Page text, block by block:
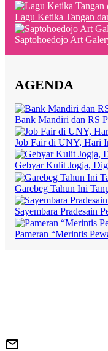
Lagu Ketika Tangan
Saptohoedojo Art
AGENDA
Bank Mandiri dan RS
Job Fair di UNY, Hari
Gebyar Kulit Jogja,
Garebeg Tahun Ini
Sayembara Pradesain
Pameran “Merintis